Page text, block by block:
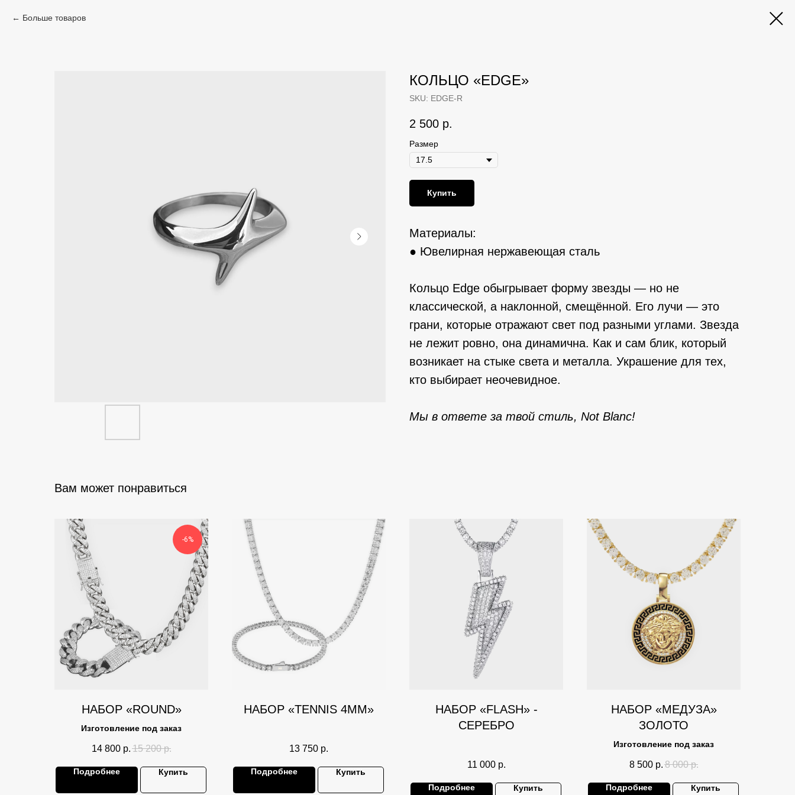
Больше товаров
КОЛЬЦО «EDGE»
SKU: EDGE-R
2 500 р.
Размер
Купить
Материалы:
● Ювелирная нержавеющая сталь
Кольцо Edge обыгрывает форму звезды — но не
классической, а наклонной, смещённой. Его лучи — это
грани, которые отражают свет под разными углами. Звезда
не лежит ровно, она динамична. Как и сам блик, который
возникает на стыке света и металла. Украшение для тех,
кто выбирает неочевидное.
Мы в ответе за твой стиль, Not Blanc!
Вам может понравиться
-6%
НАБОР «ROUND»
Изготовление под заказ
14 800 р. 15 200 р.
Подробнее Купить
НАБОР «TENNIS 4ММ»
13 750 р.
Подробнее Купить
НАБОР «FLASH» -
СЕРЕБРО
11 000 р.
Подробнее Купить
НАБОР «МЕДУЗА»
ЗОЛОТО
Изготовление под заказ
8 500 р. 8 000 р.
Подробнее Купить